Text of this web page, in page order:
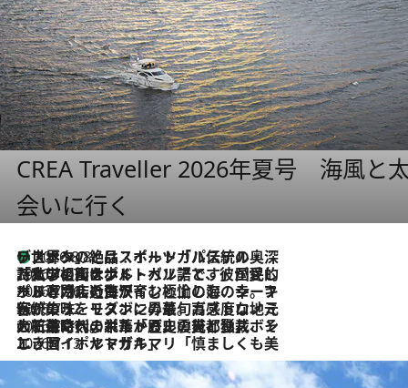
CREA Traveller 2026年夏号 海風と
会いに行く
2026.8.8
リスボンの絶品スイーツ「パステル・デ・ナタ」とは？ポルトガル伝統の奥深い世界へ
2026.7.27
「私の祖国はポルトガル語です」国民的詩人フェルナンド・ペソアと、彼が愛した文学の街を歩く
2026.7.26
ポルトガル近海が育む極上の海の幸。キリリと冷えた白ワインと愉しむ、シーフード専門店の贅沢
2026.7.22
伝統の味をモダンに昇華。高感度な地元客が集う、リスボンの最旬ガストロノミー
2026.7.21
大航海時代の栄華から、震災、独裁、そして革命へ。ポルトガル・首都リスボンの石畳に刻まれた「歴史の光と影」
2026.7.13
エッセイ・ヤマザキマリ「慎ましくも美しき国 ポルトガル」